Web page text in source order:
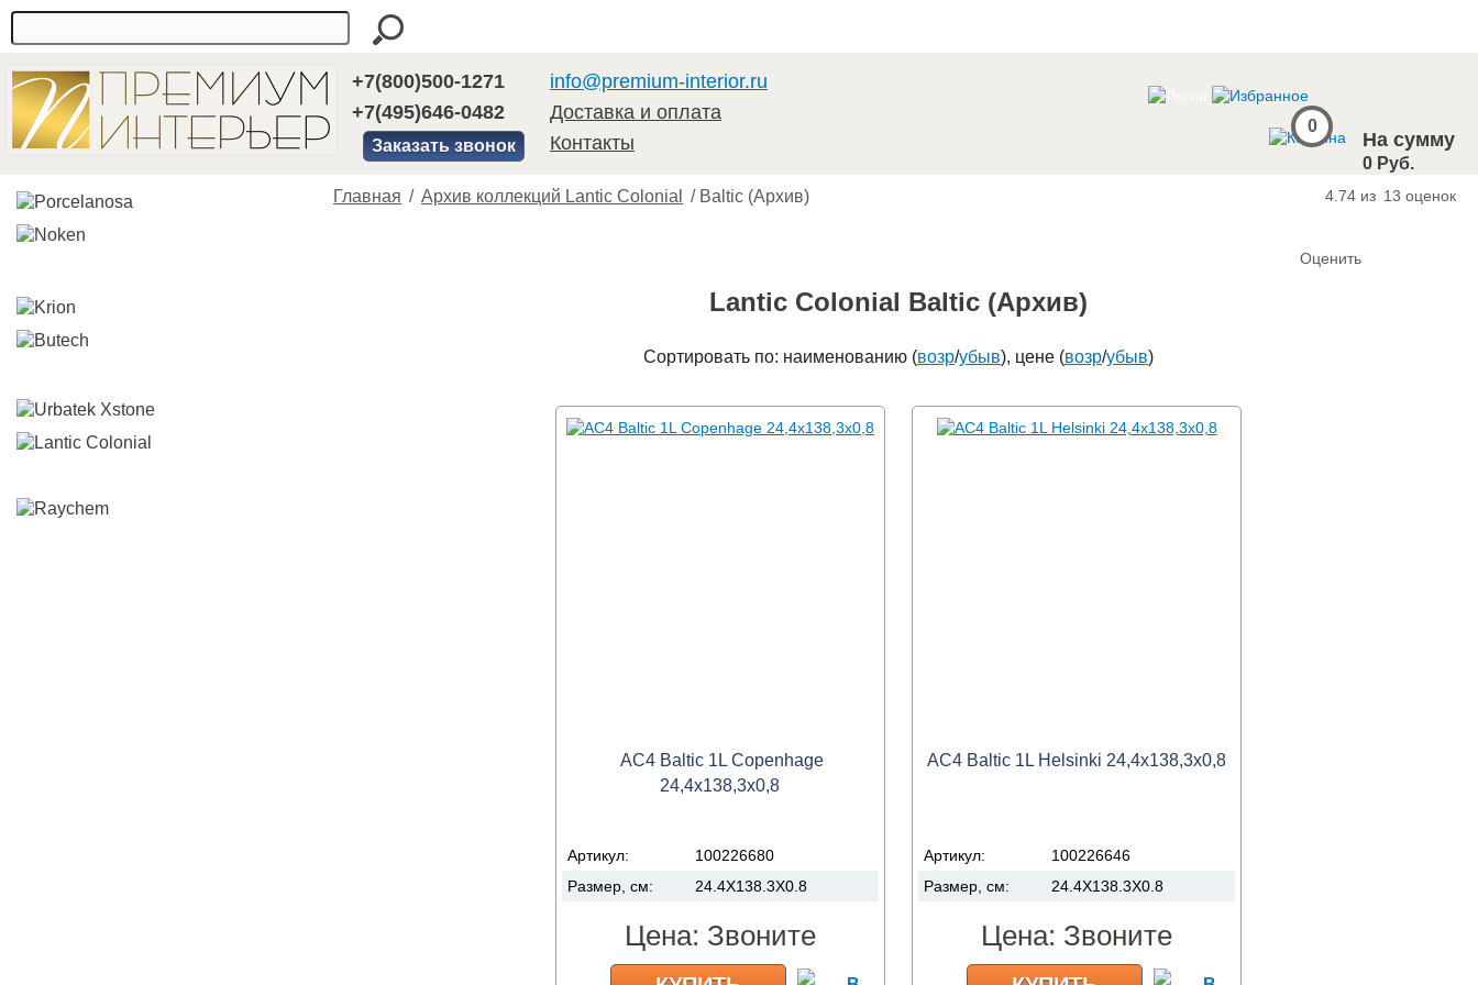
+7(800)500-1271
+7(495)646-0482
Заказать звонок
info@premium-interior.ru
Доставка и оплата
Контакты
0
На сумму
0 Руб.
Главная / Архив коллекций Lantic Colonial / Baltic (Архив) 4.74 из 13 оценок
Оценить
Lantic Colonial Baltic (Архив)
Сортировать по: наименованию (возр/убыв), цене (возр/убыв)
AC4 Baltic 1L Copenhage
24,4x138,3x0,8
Артикул:
100226680
Размер, см:
24.4X138.3X0.8
Цена: Звоните
AC4 Baltic 1L Helsinki 24,4x138,3x0,8
Артикул:
100226646
Размер, см:
24.4X138.3X0.8
Цена: Звоните